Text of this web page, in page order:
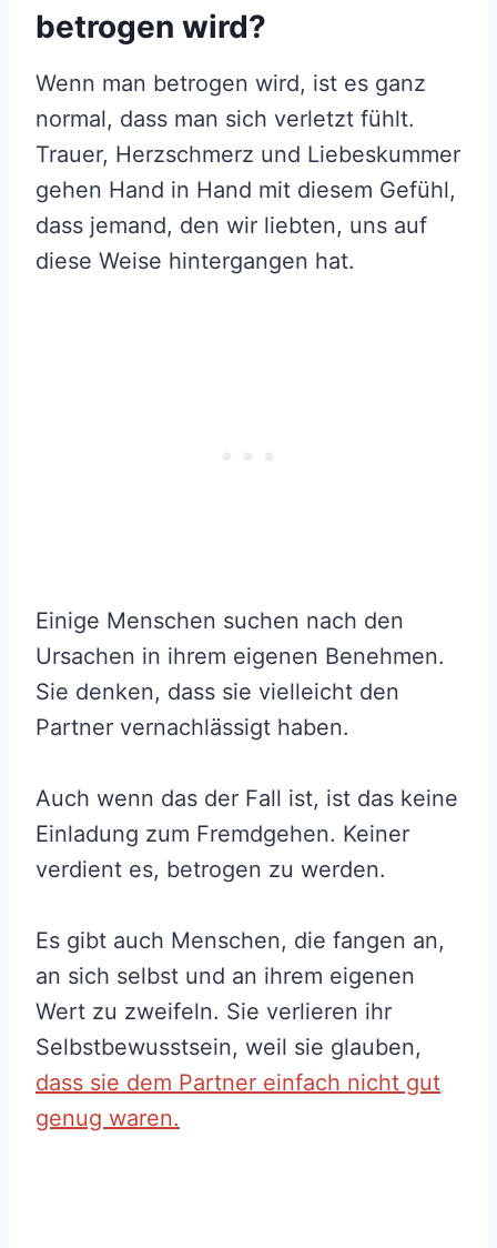
betrogen wird?
Wenn man betrogen wird, ist es ganz
normal, dass man sich verletzt fühlt.
Trauer, Herzschmerz und Liebeskummer
gehen Hand in Hand mit diesem Gefühl,
dass jemand, den wir liebten, uns auf
diese Weise hintergangen hat.
Einige Menschen suchen nach den
Ursachen in ihrem eigenen Benehmen.
Sie denken, dass sie vielleicht den
Partner vernachlässigt haben.
Auch wenn das der Fall ist, ist das keine
Einladung zum Fremdgehen. Keiner
verdient es, betrogen zu werden.
Es gibt auch Menschen, die fangen an,
an sich selbst und an ihrem eigenen
Wert zu zweifeln. Sie verlieren ihr
Selbstbewusstsein, weil sie glauben,
dass sie dem Partner einfach nicht gut
genug waren.